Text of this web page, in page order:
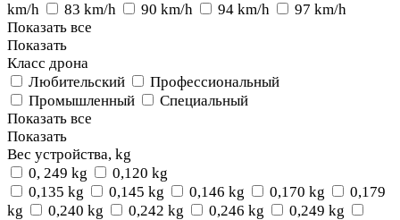
km/h
83 km/h 90 km/h 94 km/h
97 km/h
Показать все
Показать
Класс дрона
Любительский
Профессиональный
Промышленный
Специальный
Показать все
Показать
Вес устройства, kg
0, 249 kg
0,120 kg
0,135 kg
0,145 kg 0,146 kg 0,170 kg
0,179
kg
0,240 kg 0,242 kg 0,246 kg
0,249 kg